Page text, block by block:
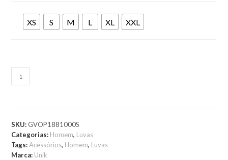
XS S M L XL XXL
SKU:GVOP1881000S
Categorias: Homem, Luvas
Tags:Acessórios, Homem, Luvas
Marca: Unik